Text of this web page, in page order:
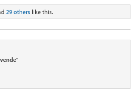
29 others like this.